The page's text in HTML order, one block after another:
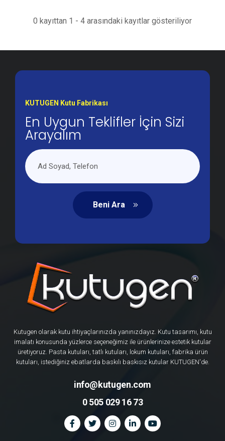
0 kayıttan 1 - 4 arasındaki kayıtlar gösteriliyor
KUTUGEN Kutu Fabrikası
En Uygun Teklifler İçin Sizi
Arayalım
Beni Ara
Kutugen olarak kutu ihtiyaçlarınızda yanınızdayız. Kutu tasarımı, kutu
imalatı konusunda yüzlerce seçeneğimiz ile ürünlerinize estetik kutular
üretiyoruz. Pasta kutuları, tatlı kutuları, lokum kutuları, fabrika ürün
kutuları, istediğiniz ebatlarda baskılı baskısız kutular KUTUGEN'de.
info@kutugen.com
0 505 029 16 73